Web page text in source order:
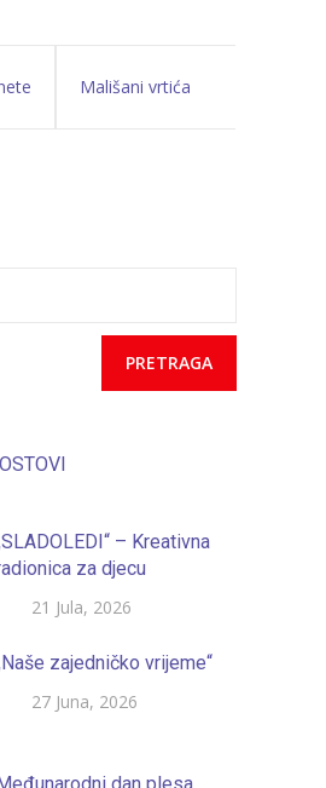
Mališani vrtića
– Kreativna
za djecu
21 Jula, 2026
zajedničko vrijeme“
27 Juna, 2026